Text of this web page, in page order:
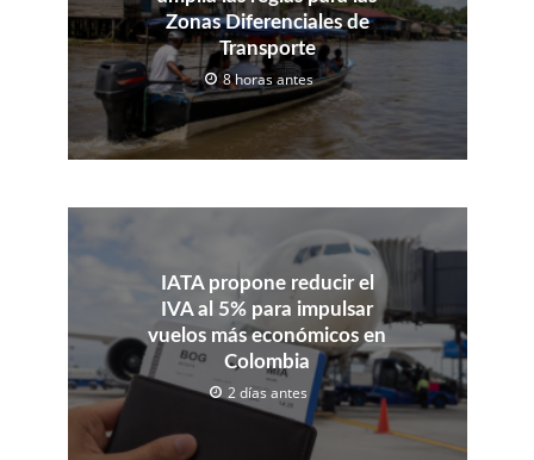
Zonas Diferenciales de
Transporte
8 horas antes
IATA propone reducir el
IVA al 5% para impulsar
vuelos más económicos en
Colombia
2 días antes